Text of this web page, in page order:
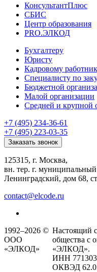
КонсультантПлюс
СБИС
Центр образования
PRO.ЭЛКОД
Бухгалтеру
Юристу
Кадровому
Специалисту по
Бюджетной
Малой организации
Средней и крупной
+7 (495) 234-36-61
+7 (495) 223-03-35
Заказать звонок
125315, г. Москва,
вн. тер. г.
Ленинградский, дом 68,
contact@elcode.ru
1992–2026 ©
ООО
«ЭЛКОД»
Настоящий
общества с
«ЭЛКОД».
ИНН
ОКВЭД